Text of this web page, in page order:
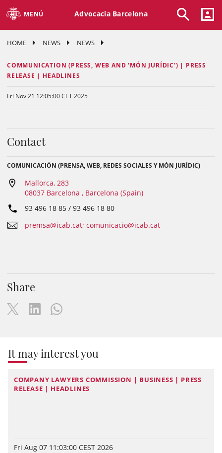
MENÚ Advocacia Barcelona
HOME NEWS NEWS
COMMUNICATION (PRESS, WEB AND 'MÓN JURÍDIC') | PRESS
RELEASE | HEADLINES
Fri Nov 21 12:05:00 CET 2025
Contact
COMUNICACIÓN (PRENSA, WEB, REDES SOCIALES Y MÓN JURÍDIC)
Mallorca, 283
08037 Barcelona , Barcelona (Spain)
93 496 18 85 / 93 496 18 80
premsa@icab.cat; comunicacio@icab.cat
Share
It may interest you
COMPANY LAWYERS COMMISSION | BUSINESS | PRESS
RELEASE | HEADLINES
Fri Aug 07 11:03:00 CEST 2026